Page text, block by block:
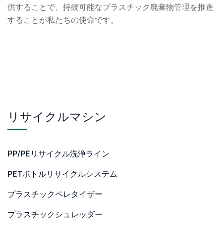
供することで、持続可能なプラスチック廃棄物管理を推進
することが私たちの使命です。
リサイクルマシン
PP/PEリサイクル洗浄ライン
PETボトルリサイクルシステム
プラスチックペレタイザー
プラスチックシュレッダー